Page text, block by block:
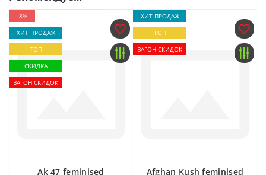
-8%
ХИТ ПРОДАЖ
ТОП
СКИДКА
ВАГОН СКИДОК
Ak 47 feminised
ХИТ ПРОДАЖ
ТОП
ВАГОН СКИДОК
Afghan Kush feminised